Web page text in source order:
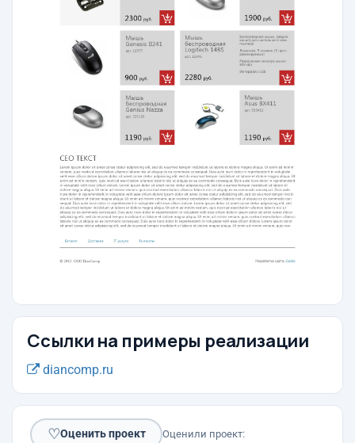
Ссылки на примеры реализации
diancomp.ru
♡Оценить проект Оценили проект: